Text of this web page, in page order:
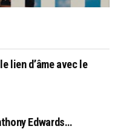
lien d’âme avec le
Edwards…